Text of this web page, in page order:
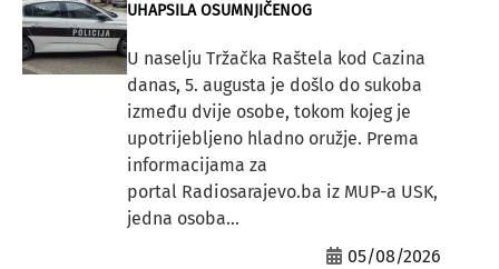
UHAPSILA OSUMNJIČENOG
U naselju Tržačka Raštela kod Cazina
danas, 5. augusta je došlo do sukoba
između dvije osobe, tokom kojeg je
upotrijebljeno hladno oružje. Prema
informacijama za
portal Radiosarajevo.ba iz MUP-a USK,
jedna osoba...
05/08/2026